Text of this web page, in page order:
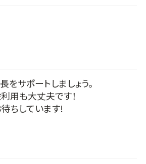
サポートしましょう。
用も大丈夫です！
ちしています!